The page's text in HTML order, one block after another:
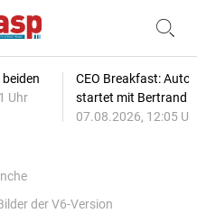
Uhr
CEO Breakfast:
startet mit Bertrand
07.08.2026, 12:05
der V6-Version